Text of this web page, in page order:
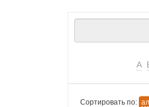
А
Сортировать по: